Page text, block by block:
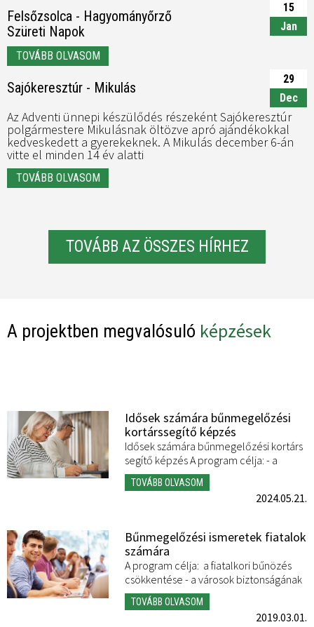
Felsőzsolca - Hagyományőrző
Szüreti Napok
15
Jan
TOVÁBB OLVASOM
Sajókeresztúr - Mikulás
29
Dec
Az Adventi ünnepi készülődés részeként Sajókeresztúr
polgármestere Mikulásnak öltözve apró ajándékokkal
kedveskedett a gyerekeknek. A Mikulás december 6-án
vitte el minden 14 év alatti
TOVÁBB OLVASOM
TOVÁBB AZ ÖSSZES HÍRHEZ
A projektben megvalósuló képzések
Idősek számára bűnmegelőzési
kortárssegítő képzés
Idősek számára bűnmegelőzési kortárs
segítő képzés A program célja: - a
foglalkozás célja a megelőzés, a
tudatosság növelése, veszélyhelyzetek
elkerülése, figyelemfelhívás -
TOVÁBB OLVASOM
2024.05.21.
Bűnmegelőzési ismeretek fiatalok
számára
A program célja: a fiatalkori bűnözés
csökkentése - a városok biztonságának
fokozása - a bűnismétlés megelőzése. A
TOVÁBB OLVASOM
2019.03.01.